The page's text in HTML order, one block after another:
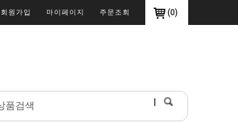
(0)
회원가입 마이페이지 주문조회